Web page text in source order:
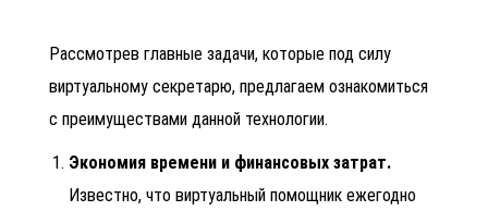
Рассмотрев главные задачи, которые под силу
виртуальному секретарю, предлагаем ознакомиться
с преимуществами данной технологии.
Экономия времени и финансовых затрат.
Известно, что виртуальный помощник ежегодно